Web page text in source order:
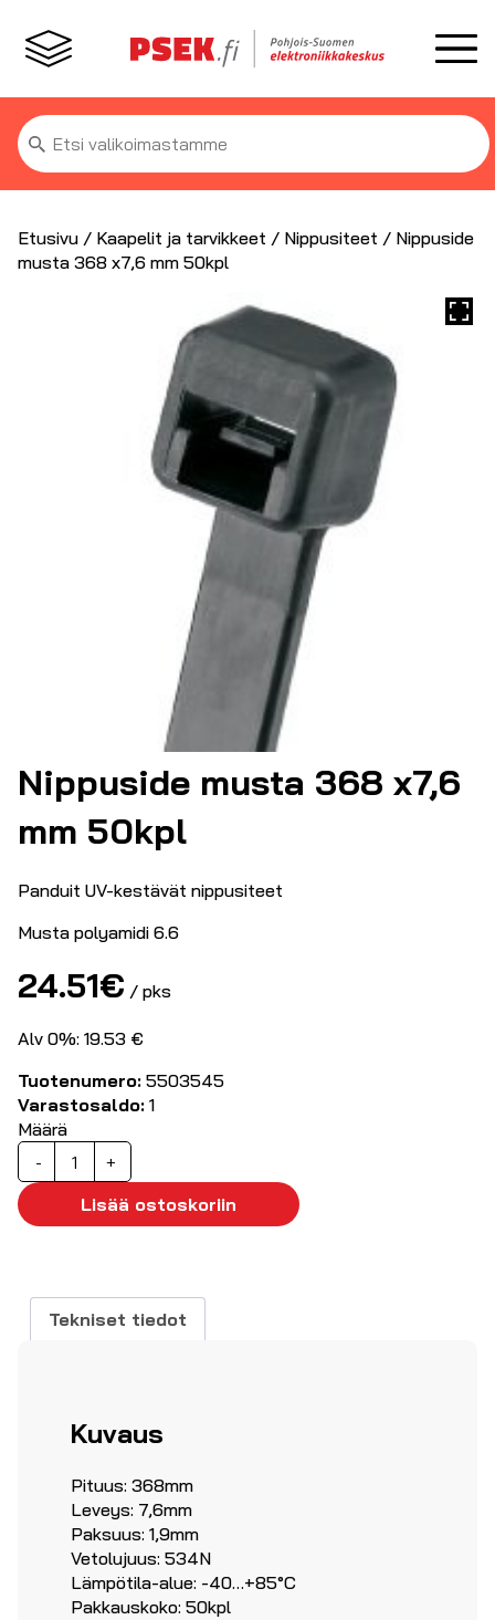
Etsi:
Etusivu / Kaapelit ja tarvikkeet / Nippusiteet / Nippuside
musta 368 x7,6 mm 50kpl
Nippuside musta 368 x7,6
mm 50kpl
Panduit UV-kestävät nippusiteet
Musta polyamidi 6.6
24.51€ / pks
Alv 0%: 19.53 €
Tuotenumero: 5503545
Varastosaldo: 1
Määrä
-
Nippuside
musta
368
x7,6
määrä
+
Lisää ostoskoriin
Tekniset tiedot
Kuvaus
Pituus: 368mm
Leveys: 7,6mm
Paksuus: 1,9mm
Vetolujuus: 534N
Lämpötila-alue: -40…+85°C
Pakkauskoko: 50kpl